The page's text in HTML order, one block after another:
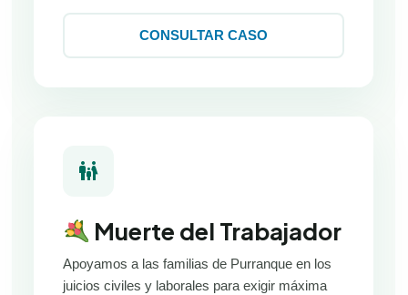
CONSULTAR CASO
family_restroom
Muerte del Trabajador
Apoyamos a las familias de Purranque en los
juicios civiles y laborales para exigir máxima